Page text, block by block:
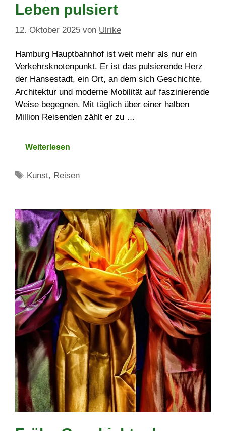
Leben pulsiert
12. Oktober 2025 von Ulrike
Hamburg Hauptbahnhof ist weit mehr als nur ein
Verkehrsknotenpunkt. Er ist das pulsierende Herz
der Hansestadt, ein Ort, an dem sich Geschichte,
Architektur und moderne Mobilität auf faszinierende
Weise begegnen. Mit täglich über einer halben
Million Reisenden zählt er zu …
Weiterlesen
Schlagwörter
Kunst, Reisen